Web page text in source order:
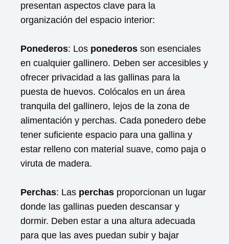
presentan aspectos clave para la
organización del espacio interior:
Ponederos: Los ponederos son esenciales
en cualquier gallinero. Deben ser accesibles y
ofrecer privacidad a las gallinas para la
puesta de huevos. Colócalos en un área
tranquila del gallinero, lejos de la zona de
alimentación y perchas. Cada ponedero debe
tener suficiente espacio para una gallina y
estar relleno con material suave, como paja o
viruta de madera.
Perchas: Las perchas proporcionan un lugar
donde las gallinas pueden descansar y
dormir. Deben estar a una altura adecuada
para que las aves puedan subir y bajar